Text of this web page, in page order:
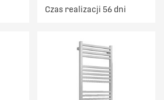
Czas realizacji 56 dni